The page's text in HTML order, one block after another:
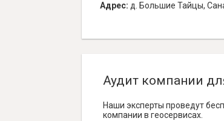
Адрес: д. Большие Тайцы,
Аудит компании
Наши эксперты проведут
компании в геосервисах.